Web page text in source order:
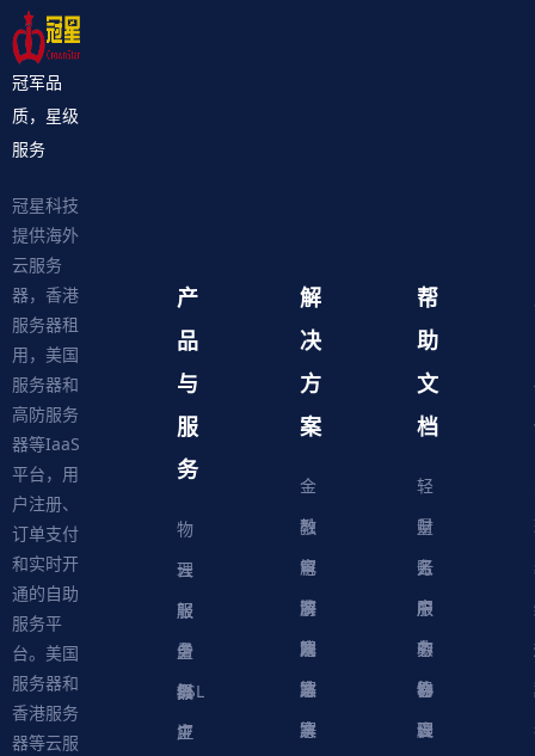
冠军品
质，星级
服务
冠星科技
提供海外
云服务
器，香港
服务器租
用，美国
服务器和
高防服务
器等IaaS
平台，用
户注册、
订单支付
和实时开
通的自助
服务平
台。美国
服务器和
香港服务
器等云服
产
品
与
服
务
物
理
服
务
器
云
服
务
器
轻
量
级
应
虚
拟
主
SSL
证
解
决
方
案
金
融
解
决
方
案
教
育
解
决
方
案
电
商
解
决
方
游
戏
解
决
网
站
解
帮
助
文
档
轻
量
云
服
务
器
财
务
中
心
账
户
中
心
服
务
协
议
软
件
脚
物
理
云